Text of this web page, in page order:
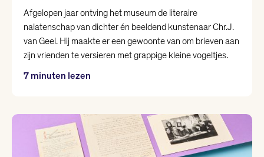
Marjolein Visser
Nikki Dekker
Afgelopen jaar ontving het museum de literaire
nalatenschap van dichter én beeldend kunstenaar Chr.J.
van Geel. Hij maakte er een gewoonte van om brieven aan
zijn vrienden te versieren met grappige kleine vogeltjes.
7 minuten lezen